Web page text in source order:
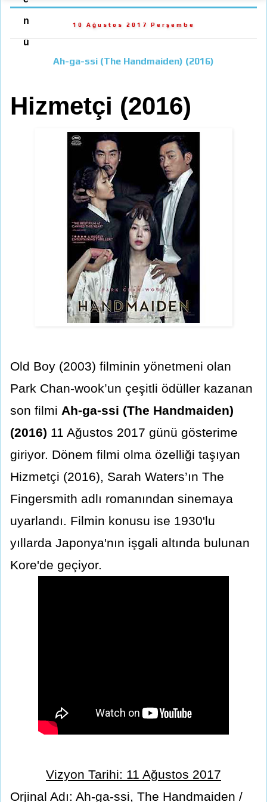
n
ü
10 Ağustos 2017 Perşembe
Ah-ga-ssi (The Handmaiden) (2016)
Hizmetçi (2016)
Old Boy (2003) filminin yönetmeni olan
Park Chan-wook’un çeşitli ödüller kazanan
son filmi Ah-ga-ssi (The Handmaiden)
(2016) 11 Ağustos 2017 günü gösterime
giriyor. Dönem filmi olma özelliği taşıyan
Hizmetçi (2016), Sarah Waters’ın The
Fingersmith adlı romanından sinemaya
uyarlandı. Filmin konusu ise 1930'lu
yıllarda Japonya'nın işgali altında bulunan
Kore'de geçiyor.
Vizyon Tarihi: 11 Ağustos 2017
Orjinal Adı: Ah-ga-ssi, The Handmaiden /